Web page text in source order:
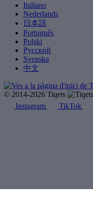
Italiano
Nederlands
日本語
Português
Polski
Русский
Svenska
中文
© 2014-2026 Tiqets
Instagram
TikTok